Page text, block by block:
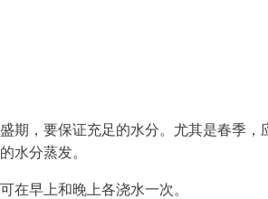
期，要保证充足的水分。尤其是春季
水分蒸发。
在早上和晚上各浇水一次。